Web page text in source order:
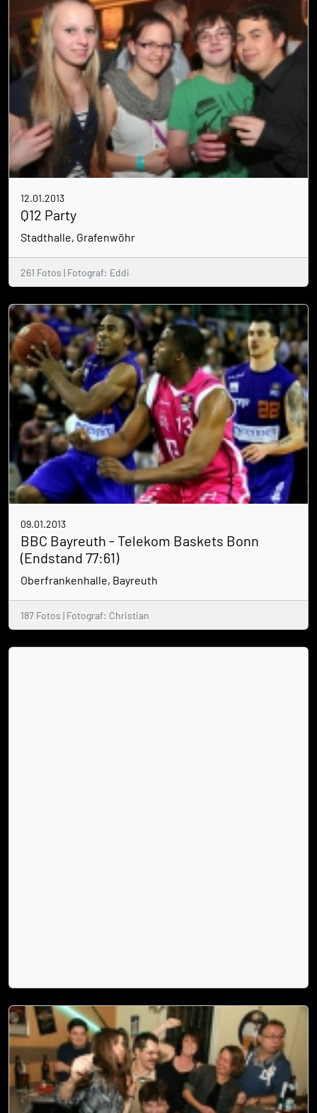
12.01.2013
Q12 Party
Stadthalle, Grafenwöhr
261 Fotos | Fotograf: Eddi
09.01.2013
BBC Bayreuth - Telekom Baskets Bonn
(Endstand 77:61)
Oberfrankenhalle, Bayreuth
187 Fotos | Fotograf: Christian